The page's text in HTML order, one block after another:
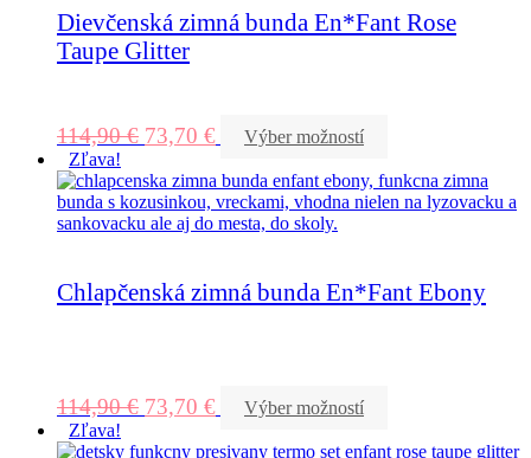
Dievčenská zimná bunda En*Fant Rose
Taupe Glitter
114,90€ 73,70 €
Výber možností
Zľava!
Chlapčenská zimná bunda En*Fant Ebony
114,90€ 73,70 €
Výber možností
Zľava!